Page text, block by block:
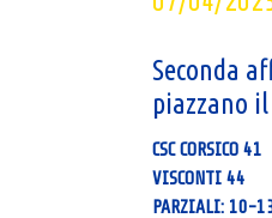
Seconda
piazzano
CSC CORSICO 41
VISCONTI 44
PARZIALI: 10-